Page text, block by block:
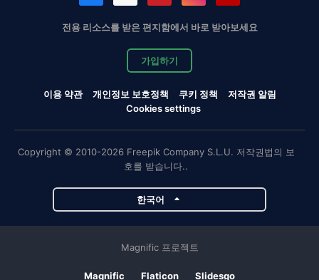
전용 리소스를 받은 편지함에서 바로 받아보세요
가입하기
이용 약관 개인정보 보호정책 쿠키 정책
저작권 알림
Cookies settings
Copyright © 2010-2026 Freepik Company S.L.U. 저작권법의 보
호를 받습니다..
한국어
Magnific 프로젝트
Magnific Flaticon Slidesgo